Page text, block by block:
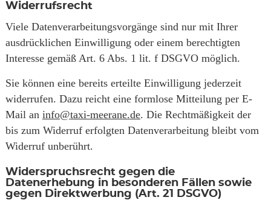
Widerrufsrecht
Viele Datenverarbeitungsvorgänge sind nur mit Ihrer
ausdrücklichen Einwilligung oder einem berechtigten
Interesse gemäß Art. 6 Abs. 1 lit. f DSGVO möglich.
Sie können eine bereits erteilte Einwilligung jederzeit
widerrufen. Dazu reicht eine formlose Mitteilung per E-
Mail an info@taxi-meerane.de. Die Rechtmäßigkeit der
bis zum Widerruf erfolgten Datenverarbeitung bleibt vom
Widerruf unberührt.
Widerspruchsrecht gegen die
Datenerhebung in besonderen Fällen sowie
gegen Direktwerbung (Art. 21 DSGVO)